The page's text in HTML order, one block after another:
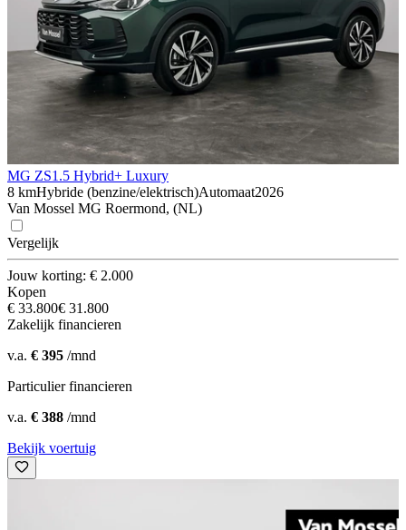
MG ZS1.5 Hybrid+ Luxury
8 kmHybride (benzine/elektrisch)Automaat2026
Van Mossel MG Roermond, (NL)
Vergelijk
Jouw korting: € 2.000
Kopen
€ 33.800€ 31.800
Zakelijk financieren
v.a. € 395 /mnd
Particulier financieren
v.a. € 388 /mnd
Bekijk voertuig